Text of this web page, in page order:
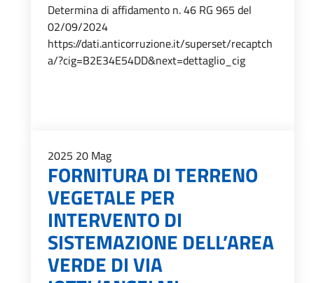
Determina di affidamento n. 46 RG 965 del
02/09/2024
https://dati.anticorruzione.it/superset/recaptch
a/?cig=B2E34E54DD&next=dettaglio_cig
2025 20 Mag
FORNITURA DI TERRENO
VEGETALE PER
INTERVENTO DI
SISTEMAZIONE DELL’AREA
VERDE DI VIA